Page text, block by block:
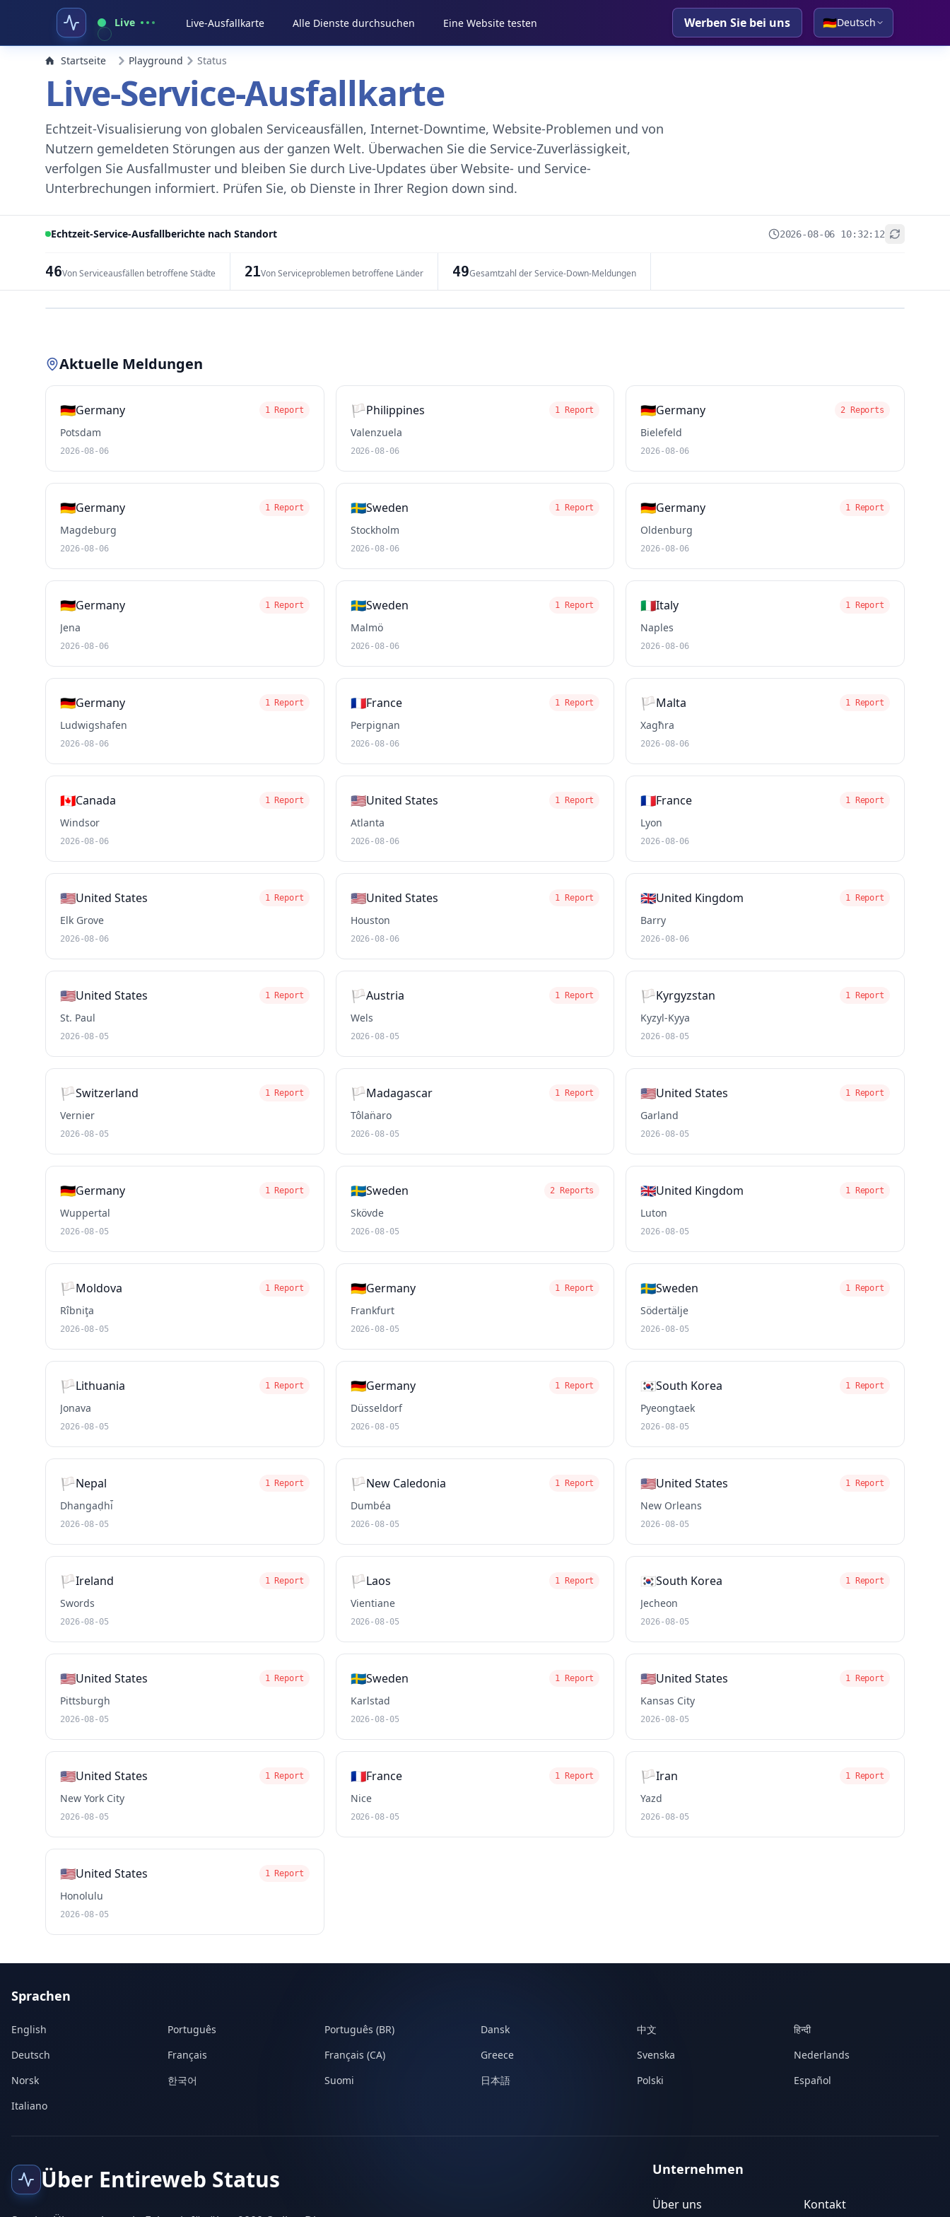
Live Live-Ausfallkarte Alle Dienste durchsuchen Eine Website testen Werben Sie bei uns 🇩🇪Deutsch
Startseite Playground Status
Live-Service-Ausfallkarte
Echtzeit-Visualisierung von globalen Serviceausfällen, Internet-Downtime, Website-Problemen und von
Nutzern gemeldeten Störungen aus der ganzen Welt. Überwachen Sie die Service-Zuverlässigkeit,
verfolgen Sie Ausfallmuster und bleiben Sie durch Live-Updates über Website- und Service-
Unterbrechungen informiert. Prüfen Sie, ob Dienste in Ihrer Region down sind.
Echtzeit-Service-Ausfallberichte nach Standort 2026-08-06 10:32:12
46Von Serviceausfällen betroffene Städte 21Von Serviceproblemen betroffene Länder 49Gesamtzahl der Service-Down-Meldungen
Aktuelle Meldungen
🇩🇪Germany 1 Report
Potsdam
2026-08-06
🏳️Philippines 1 Report
Valenzuela
2026-08-06
🇩🇪Germany 2 Reports
Bielefeld
2026-08-06
🇩🇪Germany 1 Report
Magdeburg
2026-08-06
🇸🇪Sweden 1 Report
Stockholm
2026-08-06
🇩🇪Germany 1 Report
Oldenburg
2026-08-06
🇩🇪Germany 1 Report
Jena
2026-08-06
🇸🇪Sweden 1 Report
Malmö
2026-08-06
🇮🇹Italy 1 Report
Naples
2026-08-06
🇩🇪Germany 1 Report
Ludwigshafen
2026-08-06
🇫🇷France 1 Report
Perpignan
2026-08-06
🏳️Malta 1 Report
Xagħra
2026-08-06
🇨🇦Canada 1 Report
Windsor
2026-08-06
🇺🇸United States 1 Report
Atlanta
2026-08-06
🇫🇷France 1 Report
Lyon
2026-08-06
🇺🇸United States 1 Report
Elk Grove
2026-08-06
🇺🇸United States 1 Report
Houston
2026-08-06
🇬🇧United Kingdom 1 Report
Barry
2026-08-06
🇺🇸United States 1 Report
St. Paul
2026-08-05
🏳️Austria 1 Report
Wels
2026-08-05
🏳️Kyrgyzstan 1 Report
Kyzyl-Kyya
2026-08-05
🏳️Switzerland 1 Report
Vernier
2026-08-05
🏳️Madagascar 1 Report
Tôlan̈aro
2026-08-05
🇺🇸United States 1 Report
Garland
2026-08-05
🇩🇪Germany 1 Report
Wuppertal
2026-08-05
🇸🇪Sweden 2 Reports
Skövde
2026-08-05
🇬🇧United Kingdom 1 Report
Luton
2026-08-05
🏳️Moldova 1 Report
Rîbniţa
2026-08-05
🇩🇪Germany 1 Report
Frankfurt
2026-08-05
🇸🇪Sweden 1 Report
Södertälje
2026-08-05
🏳️Lithuania 1 Report
Jonava
2026-08-05
🇩🇪Germany 1 Report
Düsseldorf
2026-08-05
🇰🇷South Korea 1 Report
Pyeongtaek
2026-08-05
🏳️Nepal 1 Report
Dhangaḍhi̇̄
2026-08-05
🏳️New Caledonia 1 Report
Dumbéa
2026-08-05
🇺🇸United States 1 Report
New Orleans
2026-08-05
🏳️Ireland 1 Report
Swords
2026-08-05
🏳️Laos 1 Report
Vientiane
2026-08-05
🇰🇷South Korea 1 Report
Jecheon
2026-08-05
🇺🇸United States 1 Report
Pittsburgh
2026-08-05
🇸🇪Sweden 1 Report
Karlstad
2026-08-05
🇺🇸United States 1 Report
Kansas City
2026-08-05
🇺🇸United States 1 Report
New York City
2026-08-05
🇫🇷France 1 Report
Nice
2026-08-05
🏳️Iran 1 Report
Yazd
2026-08-05
🇺🇸United States 1 Report
Honolulu
2026-08-05
Sprachen
English Português Português (BR) Dansk 中文
हिन्दी
Deutsch
Français Français (CA) Greece Svenska
Nederlands
Norsk
한국어 Suomi 日本語 Polski
Español
Italiano
Über Entireweb Status Unternehmen
Über uns Kontakt